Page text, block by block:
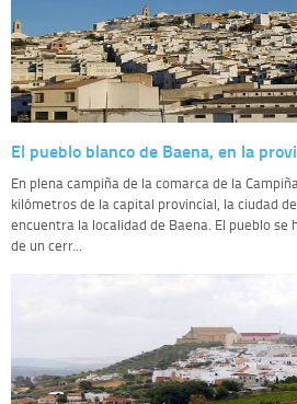
El pueblo blanco de Baena, en la
En plena campiña de la comarca de la
kilómetros de la capital provincial, la ciudad
encuentra la localidad de Baena. El pueblo se
de un cerr...